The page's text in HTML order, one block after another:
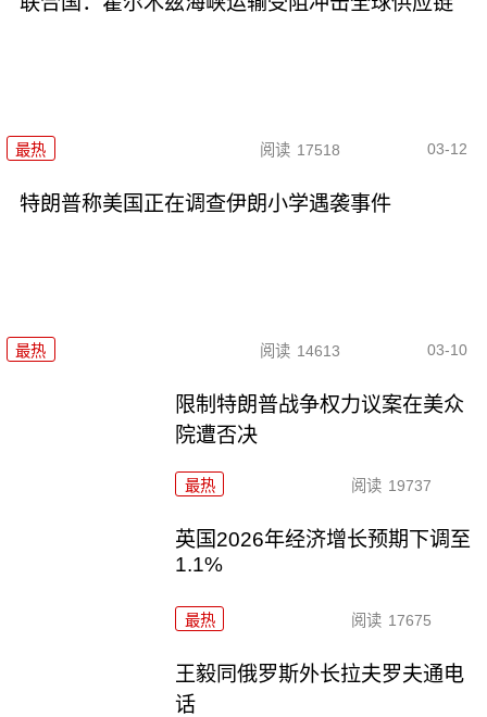
最热 阅读 17518 03-12
特朗普称美国正在调查伊朗小学遇袭事件
最热 阅读 14613 03-10
限制特朗普战争权力议案在美众
院遭否决
最热 阅读 19737
英国2026年经济增长预期下调至
1.1%
最热 阅读 17675
王毅同俄罗斯外长拉夫罗夫通电
话